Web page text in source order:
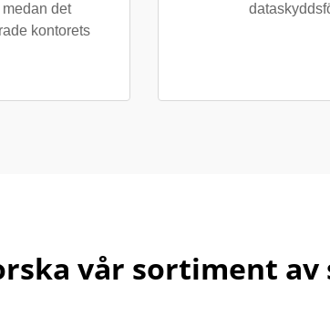
det
kontorets
vår sortiment